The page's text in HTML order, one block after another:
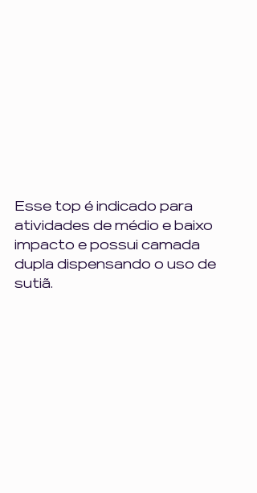
Esse top é indicado para
atividades de médio e baixo
impacto e possui camada
dupla dispensando o uso de
sutiã.